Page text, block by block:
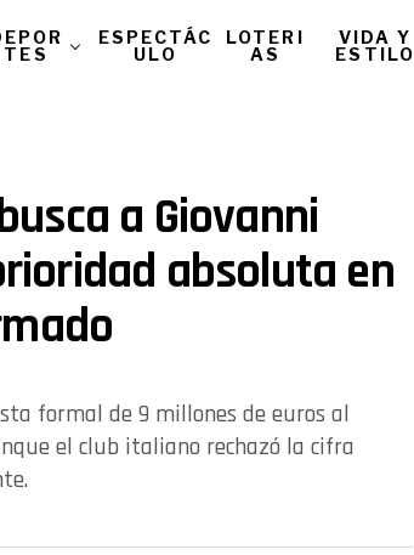
TES
ESPECTÁC
ULO
LOTERI
AS
VIDA Y
ESTILO
a Giovanni
absoluta en
formal de 9 millones de euros al
el club italiano rechazó la cifra